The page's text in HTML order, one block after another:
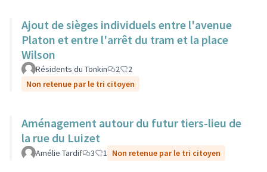
Ajout de sièges individuels entre l'avenue
Platon et entre l'arrêt du tram et la place
Wilson
Résidents du Tonkin 2
2
Non retenue par le tri citoyen
Aménagement autour du futur tiers-lieu de
la rue du Luizet
Amélie Tardif 3 1 Non retenue par le tri citoyen